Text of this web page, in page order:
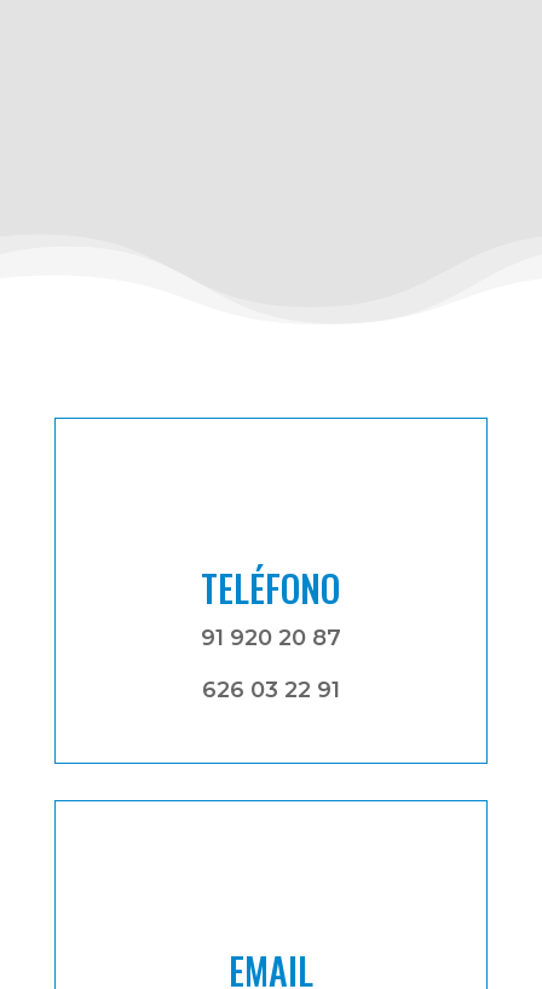
TELÉFONO
91 920 20 87
626 03 22 91
EMAIL